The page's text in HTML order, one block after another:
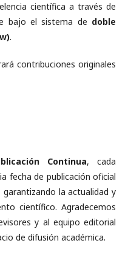
científica a través de
bajo el sistema de doble
.
contribuciones originales
Continua, cada
fecha de publicación oficial
la actualidad y
científico. Agradecemos
y al equipo editorial
de difusión académica.